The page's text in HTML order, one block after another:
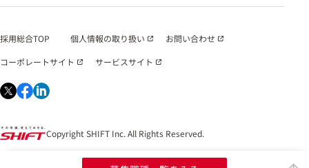
採用総合TOP 個人情報の取り扱い
お問い合わせ
コーポレートサイト
サービスサイト
Copyright SHIFT Inc. All Rights Reserved.